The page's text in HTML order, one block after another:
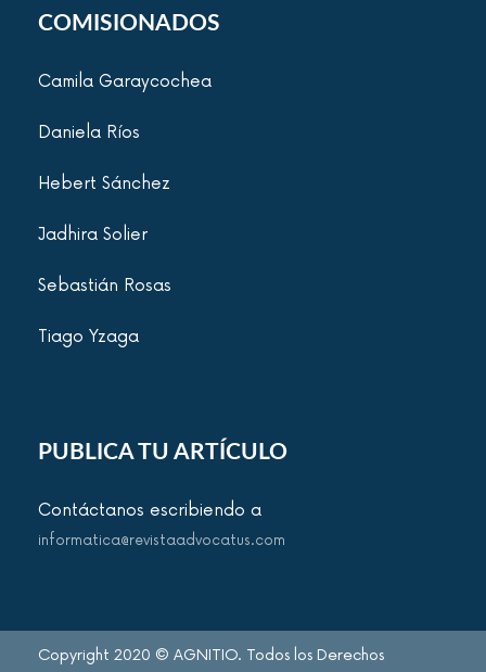
COMISIONADOS
Camila Garaycochea
Daniela Ríos
Hebert Sánchez
Jadhira Solier
Sebastián Rosas
Tiago Yzaga
PUBLICA TU ARTÍCULO
Contáctanos escribiendo a
informatica@revistaadvocatus.com
Copyright 2020 © AGNITIO. Todos los Derechos